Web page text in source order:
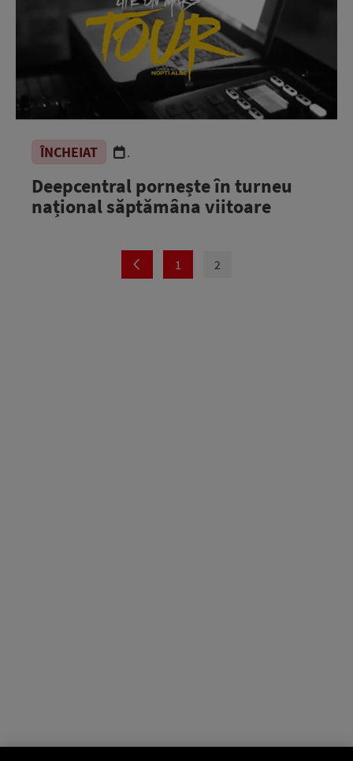
ÎNCHEIAT .
Deepcentral pornește în turneu
național săptămâna viitoare
1 2